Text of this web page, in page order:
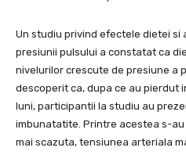
Un studiu privind efectele dietei si
presiunii pulsului a constatat ca
nivelurilor crescute de presiune a
descoperit ca, dupa ce au pierdut
luni, participantii la studiu au
imbunatatite. Printre acestea s-
mai scazuta, tensiunea arteriala